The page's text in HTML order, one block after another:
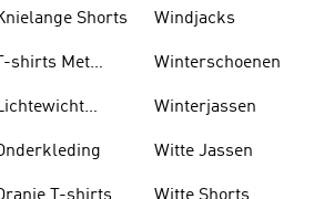
Shorts
T-shirts Met
Windjacks
Winterschoenen
Winterjassen
Witte Jassen